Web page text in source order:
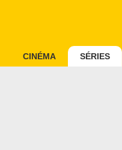
CINÉMA SÉRIES